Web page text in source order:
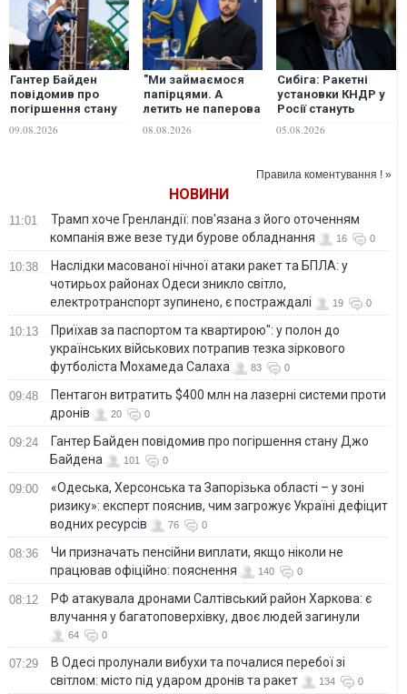
Гантер Байден
повідомив про
погіршення стану
09.08.2026
"Ми займаємося
папірцями. А
летить не паперова
Зеленський
війни
08.08.2026
Сибіга: Ракетні
установки КНДР у
Росії стануть
військовою ціллю
05.08.2026
Правила коментування ! »
НОВИНИ
11:01
Трамп хоче Гренландії: пов'язана з його оточенням
компанія вже везе туди бурове обладнання
16 0
10:38
Наслідки масованої нічної атаки ракет та БПЛА: у
чотирьох районах Одеси зникло світло,
електротранспорт зупинено, є постраждалі
19 0
10:13
Приїхав за паспортом та квартирою": у полон до
українських військових потрапив тезка зіркового
футболіста Мохамеда Салаха
83 0
09:48
Пентагон витратить $400 млн на лазерні системи проти
дронів
20 0
09:24
Гантер Байден повідомив про погіршення стану Джо
Байдена
101 0
09:00
«Одеська, Херсонська та Запорізька області – у зоні
ризику»: експерт пояснив, чим загрожує Україні дефіцит
водних ресурсів
76 0
08:36
Чи призначать пенсійни виплати, якщо ніколи не
працював офіційно: пояснення
140 0
08:12
РФ атакувала дронами Салтівський район Харкова: є
влучання у багатоповерхівку, двоє людей загинули
64 0
07:29
В Одесі пролунали вибухи та почалися перебої зі
світлом: місто під ударом дронів та ракет
134 0